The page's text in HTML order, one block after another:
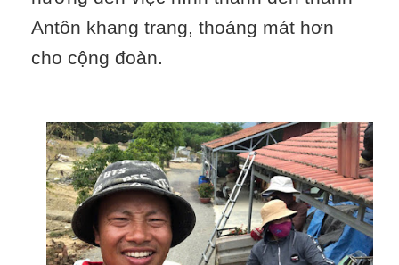
Antôn khang trang, thoáng mát hơn
cho cộng đoàn.